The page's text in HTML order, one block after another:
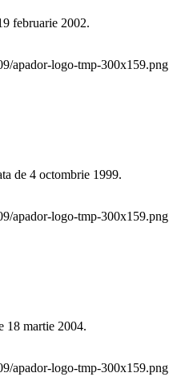
februarie 2002.
apador-logo-tmp-300x159.png
de 4 octombrie 1999.
apador-logo-tmp-300x159.png
18 martie 2004.
apador-logo-tmp-300x159.png